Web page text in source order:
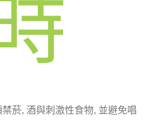
菸, 酒與刺激性食物, 並避免唱